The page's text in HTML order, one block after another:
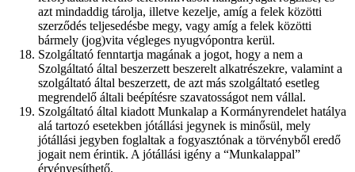
azt mindaddig tárolja, illetve kezelje, amíg a felek közötti
szerződés teljesedésbe megy, vagy amíg a felek közötti
bármely (jog)vita végleges nyugvópontra kerül.
Szolgáltató fenntartja magának a jogot, hogy a nem a
Szolgáltató által beszerzett beszerelt alkatrészekre, valamint a
szolgáltató által beszerzett, de azt más szolgáltató esetleg
megrendelő általi beépítésre szavatosságot nem vállal.
Szolgáltató által kiadott Munkalap a Kormányrendelet hatálya
alá tartozó esetekben jótállási jegynek is minősül, mely
jótállási jegyben foglaltak a fogyasztónak a törvényből eredő
jogait nem érintik. A jótállási igény a “Munkalappal”
érvényesíthető.